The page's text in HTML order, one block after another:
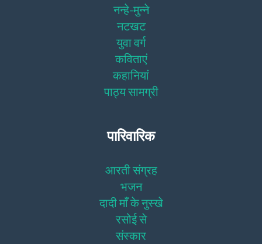
नन्हे-मुन्ने
नटखट
युवा वर्ग
कविताएं
कहानियां
पाठ्य सामग्री
पारिवारिक
आरती संग्रह
भजन
दादी माँ के नुस्खे
रसोई से
संस्कार